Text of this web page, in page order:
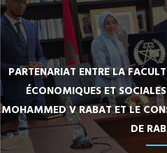
PARTENARIAT ENTRE LA
ÉCONOMIQUES ET
MOHAMMED V RABAT ET LE
DE